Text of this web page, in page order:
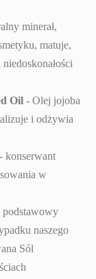
minerał,
matuje,
Oil - Olej jojoba
i odżywia
konserwant
w
podstawowy
naszego
Sól